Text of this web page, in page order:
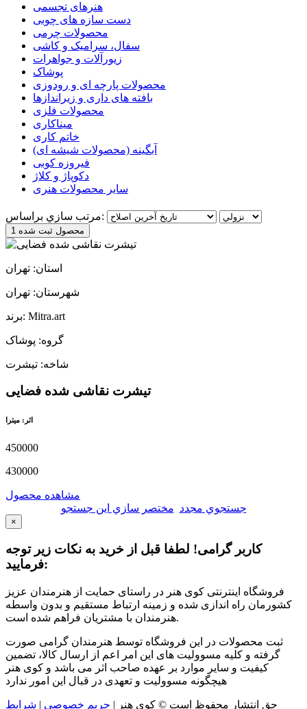
هنرهای تجسمی
دست سازه های چوبی
محصولات چرمی
سفال، سرامیک و کاشی
زیورآلات و جواهرات
پوشاک
محصولات پارچه ای و رودوزی
بافته های داری و زیراندازها
محصولات فلزی
میناکاری
خاتم کاری
آبگینه (محصولات شیشه ای)
فیروزه کوبی
دکوپاژ و کلاژ
سایر محصولات هنری
مرتب سازي براساس:
1 محصول ثبت شده
استان: تهران
شهرستان: تهران
برند: Mitra.art
گروه: پوشاک
شاخه: تیشرت
تیشرت نقاشی شده فضایی
اثر: میترا
450000
430000
مشاهده محصول
جستجوي مجدد مختصر سازي اين جستجو
×
کاربر گرامی! لطفا قبل از خرید به نکات زیر توجه
فرمایید:
فروشگاه اینترنتی کوی هنر در راستای حمایت از هنرمندان عزیز
کشورمان راه اندازی شده و زمینه ارتباط مستقیم و بدون واسطه
هنرمندان با مشتریان فراهم شده است.
ثبت محصولات در این فروشگاه توسط هنرمندان گرامی صورت
گرفته و کلیه مسوولیت های این امر اعم از ارسال کالا، تضمین
کیفیت و سایر موارد بر عهده صاحب اثر می باشد و کوی هنر
هیچگونه مسوولیت و تعهدی در قبال این امور ندارد
حق انتشار محفوظ است © کوی هنر | حریم خصوصی | شرایط